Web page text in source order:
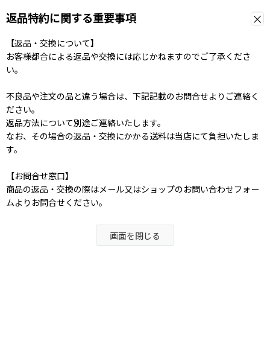
返品特約に関する重要事項
【返品・交換について】
お客様都合による返品や交換には応じかねますのでご了承くださ
い。
不良品や注文の品と違う場合は、下記記載のお問合せよりご連絡く
ださい。
返品方法について別途ご連絡いたします。
なお、その場合の返品・交換にかかる送料は当店にて負担いたしま
す。
【お問合せ窓口】
商品の返品・交換の際はメール又はショップのお問い合わせフォー
ムよりお問合せください。
画面を閉じる